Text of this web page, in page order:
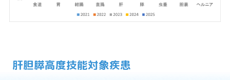
肝胆膵高度技能対象疾患